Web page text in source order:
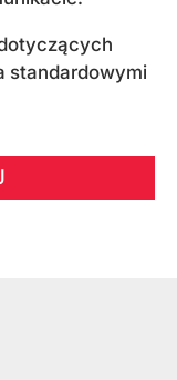
standardowymi